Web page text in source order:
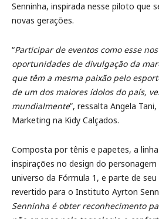
Senninha, inspirada nesse piloto que
novas gerações.
“Participar de eventos como esse
oportunidades de divulgação da
que têm a mesma paixão pelo
de um dos maiores ídolos do país,
mundialmente”, ressalta Angela
Marketing na Kidy Calçados.
Composta por tênis e papetes, a
inspirações no design do
universo da Fórmula 1, e parte de
revertido para o Instituto Ayrton
Senninha é obter reconhecimento